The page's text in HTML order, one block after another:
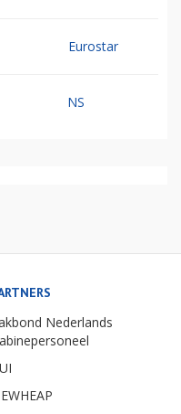
Eurostar
NS
Nederlands